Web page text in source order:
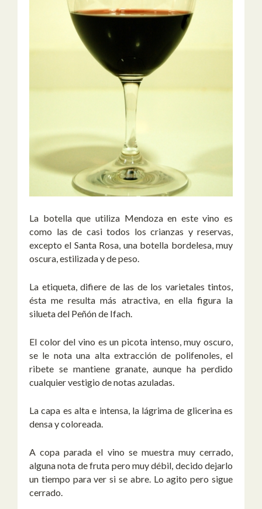
La botella que utiliza Mendoza en este vino es
como las de casi todos los crianzas y reservas,
excepto el Santa Rosa, una botella bordelesa, muy
oscura, estilizada y de peso.
La etiqueta, difiere de las de los varietales tintos,
ésta me resulta más atractiva, en ella figura la
silueta del Peñón de Ifach.
El color del vino es un picota intenso, muy oscuro,
se le nota una alta extracción de polifenoles, el
ribete se mantiene granate, aunque ha perdido
cualquier vestigio de notas azuladas.
La capa es alta e intensa, la lágrima de glicerina es
densa y coloreada.
A copa parada el vino se muestra muy cerrado,
alguna nota de fruta pero muy débil, decido dejarlo
un tiempo para ver si se abre. Lo agito pero sigue
cerrado.